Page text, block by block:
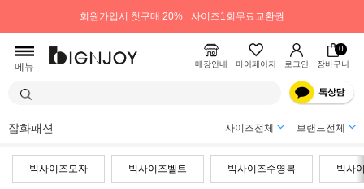
회원가입시 첫구매 20% 사이즈1회무료교환권
메뉴 매장안내 마이페이지 로그인
0
장바구니
잡화패션 사이즈전체 브랜드전체
빅사이즈모자 빅사이즈벨트 빅사이즈수영복 빅사